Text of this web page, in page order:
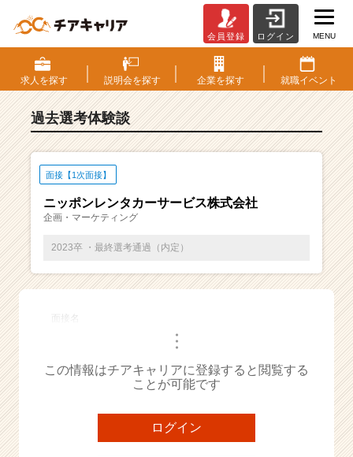
S・
選
考
験
ベ
ン
チ
ー・
成
ら
ス
ト
会員登録 ログイン MENU
求人を探す 説明会を探す 企業を探す 就職イベント
過去選考体験談
面接【1次面接】
ニッポンレンタカーサービス株式会社
企画・マーケティング
2023卒 ・最終選考通過（内定）
面接名
・・・
この情報はチアキャリアに登録すると閲覧する
ことが可能です
ログイン